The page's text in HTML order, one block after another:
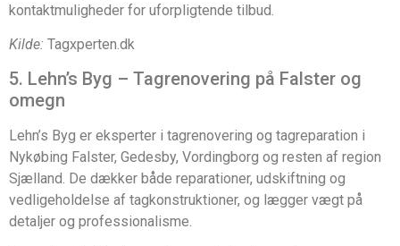
kontaktmuligheder for uforpligtende tilbud.
Kilde: Tagxperten.dk
5. Lehn’s Byg – Tagrenovering på Falster og
omegn
Lehn’s Byg er eksperter i tagrenovering og tagreparation i
Nykøbing Falster, Gedesby, Vordingborg og resten af region
Sjælland. De dækker både reparationer, udskiftning og
vedligeholdelse af tagkonstruktioner, og lægger vægt på
detaljer og professionalisme.